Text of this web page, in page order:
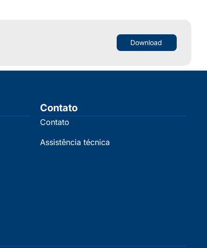
Download
Contato
Contato
Assistência técnica